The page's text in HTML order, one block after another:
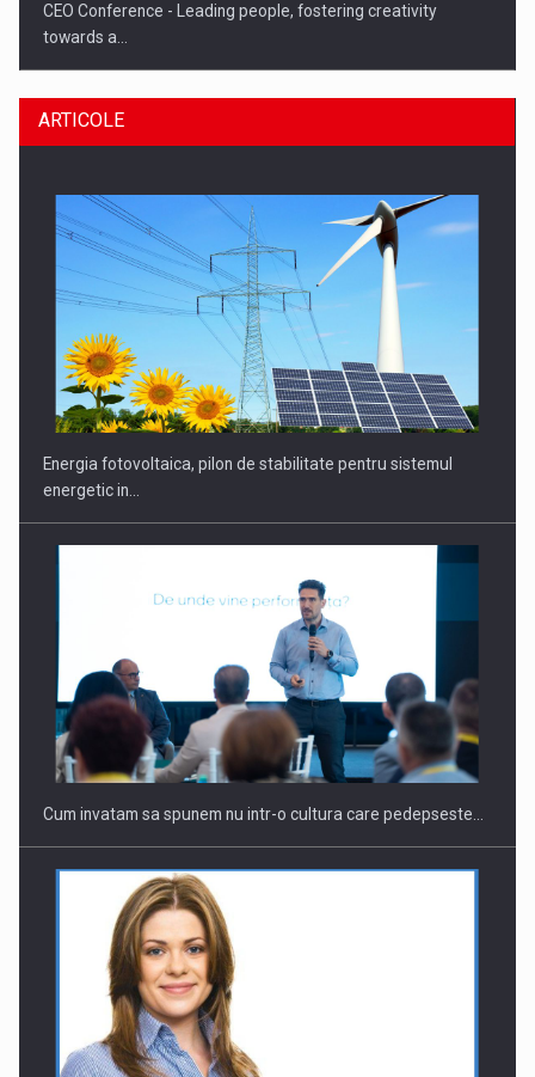
CEO Conference - Leading people, fostering creativity
towards a…
CEO Conference - Shaping The Future - Technology and…
Webinar - Business Evolution-RETHINK STRATEGY-Finantare
Investitii Digitalizare
ARTICOLE
Energia fotovoltaica, pilon de stabilitate pentru sistemul
energetic in…
Cum invatam sa spunem nu intr-o cultura care pedepseste…